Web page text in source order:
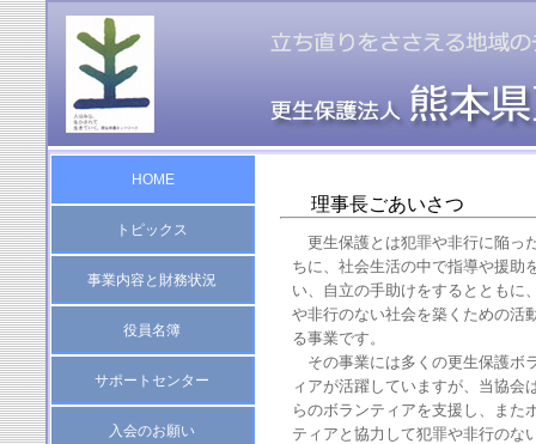
HOME
トピックス
事業内容と財務状況
役員名簿
サポートセンター
入会のお願い
理事長ごあいさつ
更生保護とは犯罪や非行に陥っ
ちに、社会生活の中で指導や援助
い、自立の手助けをするとともに
や非行のない社会を築くための活
る事業です。
その事業には多くの更生保護ボ
ィアが活躍していますが、当協会
らのボランティアを支援し、また
ティアと協力して犯罪や非行のな